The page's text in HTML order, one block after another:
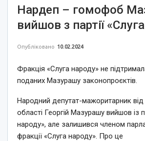
Нардеп – гомофоб
вийшов з партії
Опубліковано 10.02.2024
Фракція «Слуга народу» не
поданих Мазурашу законопроєктів.
Народний депутат-мажоритарник від
області Георгій Мазурашу вийшов із
народу», але залишився членом
фракції «Слуга народу». Про це